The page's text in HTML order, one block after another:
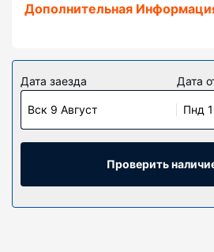
для любителей лыжного спорта —
него.
Номера
Почувствуйте себя как дома в
где установлены
Бесплатный проводной и
интернет позволяет всегда
Дополнительная
Дата заезда
Вск 9 Август
Дата
Пнд
Проверить